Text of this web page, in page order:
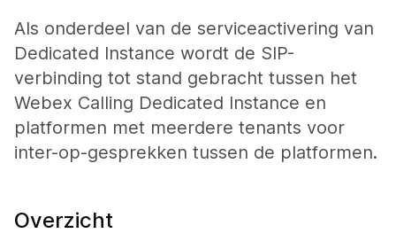
Als onderdeel van de serviceactivering van
Dedicated Instance wordt de SIP-
verbinding tot stand gebracht tussen het
Webex Calling Dedicated Instance en
platformen met meerdere tenants voor
inter-op-gesprekken tussen de platformen.
Overzicht